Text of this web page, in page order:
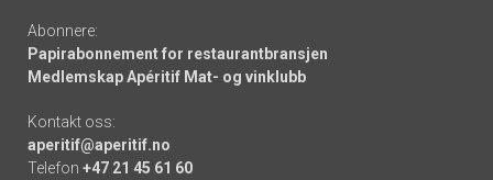
Abonnere:
Papirabonnement for restaurantbransjen
Medlemskap Apéritif Mat- og vinklubb
Kontakt oss:
aperitif@aperitif.no
Telefon +47 21 45 61 60